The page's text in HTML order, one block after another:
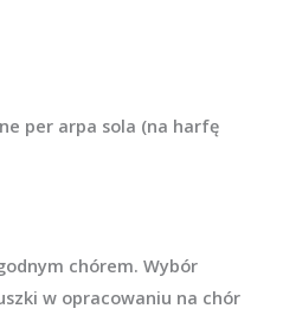
per arpa sola (na harfę
chórem. Wybór
w opracowaniu na chór